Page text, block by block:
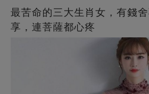
最苦命的三大生肖女，有錢
享，連菩薩都心疼